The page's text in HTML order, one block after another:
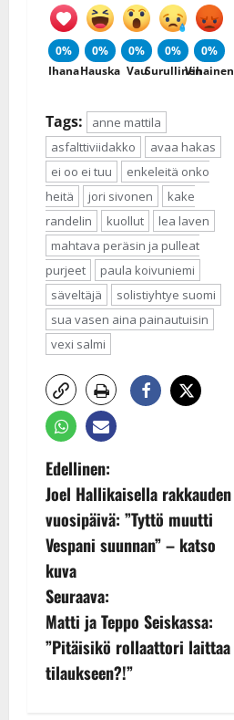
0%
Ihana
0%
Hauska
0%
Vau
0%
Surullinen
0%
Vihainen
Tags:
anne mattila
asfalttiviidakko
avaa hakas
ei oo ei tuu
enkeleitä onko
heitä
jori sivonen
kake
randelin
kuollut
lea laven
mahtava peräsin ja pulleat
purjeet
paula koivuniemi
säveltäjä
solistiyhtye suomi
sua vasen aina painautuisin
vexi salmi
P
o
s
t
n
a
Edellinen:
Joel Hallikaisella rakkauden
vuosipäivä: ”Tyttö muutti
Vespani suunnan” – katso
kuva
Seuraava:
Matti ja Teppo Seiskassa:
”Pitäisikö rollaattori laittaa
tilaukseen?!”